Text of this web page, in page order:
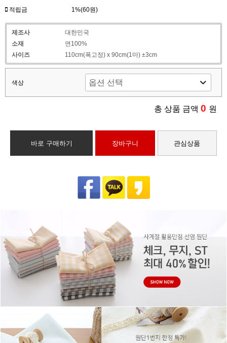
적립금 1%(60원)
제조사
대한민국
소재
면100%
사이즈
110cm(폭고정) x 90cm(1마) ±3cm
색상
총 상품 금액 0 원
바로 구매하기 장바구니 관심상품